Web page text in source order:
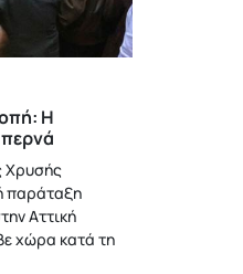
Η
Χρυσής
παράταξη
Αττική
χώρα κατά τη